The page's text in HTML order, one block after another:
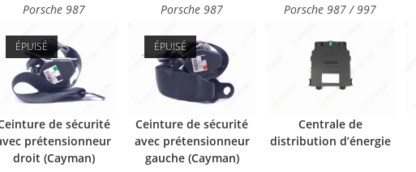
Porsche 987
ÉPUISÉ
de sécurité
prétensionneur
droit (Cayman)
Porsche 987
ÉPUISÉ
Ceinture de sécurité
avec prétensionneur
gauche (Cayman)
Porsche 987 / 997
Centrale de
distribution d’énergie